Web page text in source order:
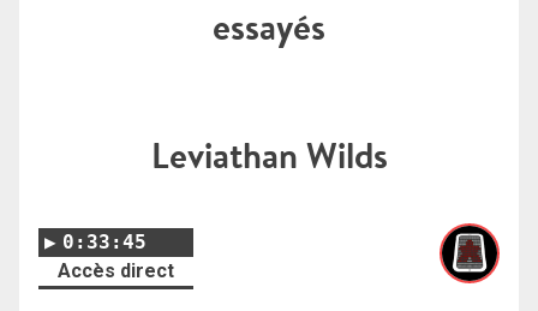
essayés
Leviathan Wilds
0:33:45
Accès direct